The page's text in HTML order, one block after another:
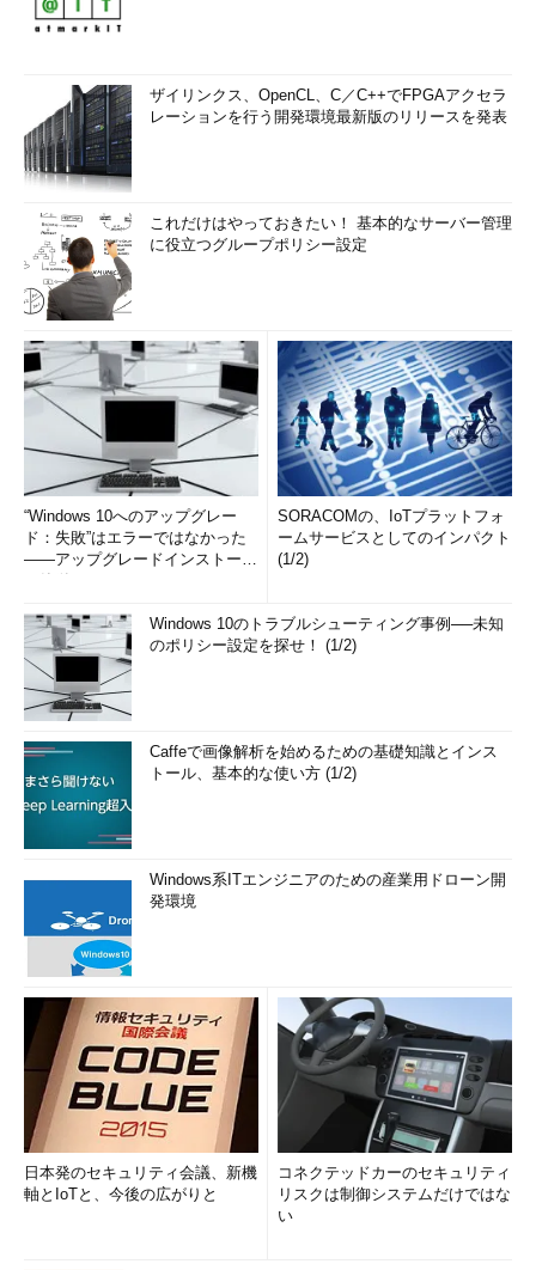
ザイリンクス、OpenCL、C／C++でFPGAアクセラ
レーションを行う開発環境最新版のリリースを発表
これだけはやっておきたい！ 基本的なサーバー管理
に役立つグループポリシー設定
“Windows 10へのアップグレー
ド：失敗”はエラーではなかった
――アップグレードインストール
SORACOMの、IoTプラットフォ
ームサービスとしてのインパクト
(1/2)
Windows 10のトラブルシューティング事例──未知
のポリシー設定を探せ！ (1/2)
Caffeで画像解析を始めるための基礎知識とインス
トール、基本的な使い方 (1/2)
Windows系ITエンジニアのための産業用ドローン開
発環境
日本発のセキュリティ会議、新機
軸とIoTと、今後の広がりと
コネクテッドカーのセキュリティ
リスクは制御システムだけではな
い